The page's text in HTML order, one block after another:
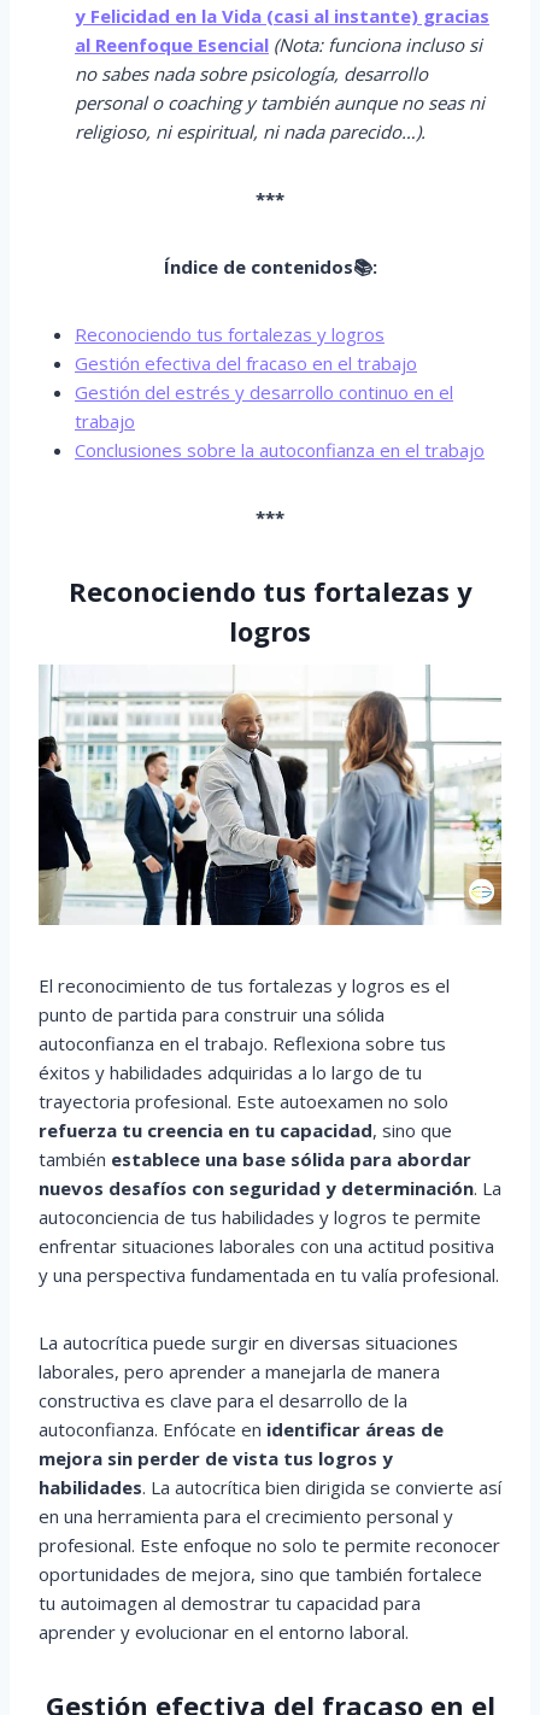
y Felicidad en la Vida (casi al instante) gracias
al Reenfoque Esencial (Nota: funciona incluso si
no sabes nada sobre psicología, desarrollo
personal o coaching y también aunque no seas ni
religioso, ni espiritual, ni nada parecido…).
***
Índice de contenidos📚:
Reconociendo tus fortalezas y logros
Gestión efectiva del fracaso en el trabajo
Gestión del estrés y desarrollo continuo en el
trabajo
Conclusiones sobre la autoconfianza en el trabajo
***
Reconociendo tus fortalezas y
logros
El reconocimiento de tus fortalezas y logros es el
punto de partida para construir una sólida
autoconfianza en el trabajo. Reflexiona sobre tus
éxitos y habilidades adquiridas a lo largo de tu
trayectoria profesional. Este autoexamen no solo
refuerza tu creencia en tu capacidad, sino que
también establece una base sólida para abordar
nuevos desafíos con seguridad y determinación. La
autoconciencia de tus habilidades y logros te permite
enfrentar situaciones laborales con una actitud positiva
y una perspectiva fundamentada en tu valía profesional.
La autocrítica puede surgir en diversas situaciones
laborales, pero aprender a manejarla de manera
constructiva es clave para el desarrollo de la
autoconfianza. Enfócate en identificar áreas de
mejora sin perder de vista tus logros y
habilidades. La autocrítica bien dirigida se convierte así
en una herramienta para el crecimiento personal y
profesional. Este enfoque no solo te permite reconocer
oportunidades de mejora, sino que también fortalece
tu autoimagen al demostrar tu capacidad para
aprender y evolucionar en el entorno laboral.
Gestión efectiva del fracaso en el